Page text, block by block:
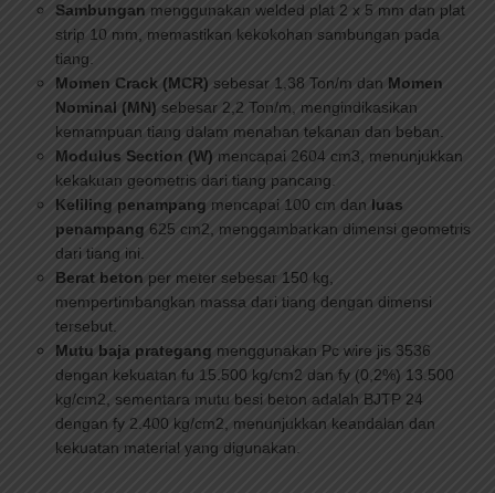
Sambungan menggunakan welded plat 2 x 5 mm dan plat
strip 10 mm, memastikan kekokohan sambungan pada
tiang.
Momen Crack (MCR) sebesar 1,38 Ton/m dan Momen
Nominal (MN) sebesar 2,2 Ton/m, mengindikasikan
kemampuan tiang dalam menahan tekanan dan beban.
Modulus Section (W) mencapai 2604 cm3, menunjukkan
kekakuan geometris dari tiang pancang.
Keliling penampang mencapai 100 cm dan luas
penampang 625 cm2, menggambarkan dimensi geometris
dari tiang ini.
Berat beton per meter sebesar 150 kg,
mempertimbangkan massa dari tiang dengan dimensi
tersebut.
Mutu baja prategang menggunakan Pc wire jis 3536
dengan kekuatan fu 15.500 kg/cm2 dan fy (0,2%) 13.500
kg/cm2, sementara mutu besi beton adalah BJTP 24
dengan fy 2.400 kg/cm2, menunjukkan keandalan dan
kekuatan material yang digunakan.